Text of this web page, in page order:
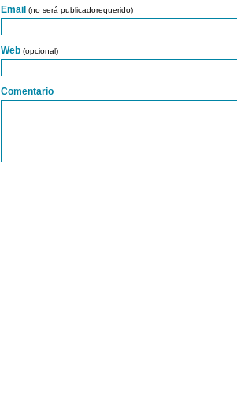
Email (no será publicadorequerido)
Web (opcional)
Comentario